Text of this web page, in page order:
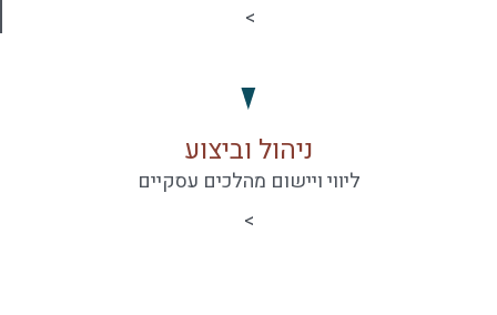
ניהול וביצוע
ליווי ויישום מהלכים עסקיים